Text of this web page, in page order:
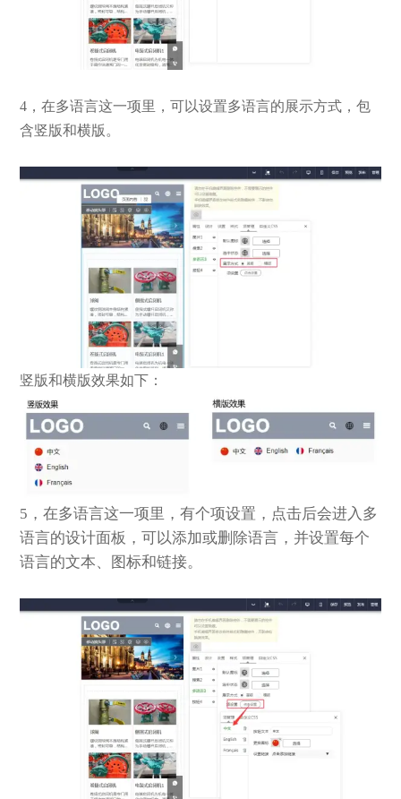
4，在多语言这一项里，可以设置多语言的展示方式，包
含竖版和横版。
竖版和横版效果如下：
5，在多语言这一项里，有个项设置，点击后会进入多
语言的设计面板，可以添加或删除语言，并设置每个
语言的文本、图标和链接。